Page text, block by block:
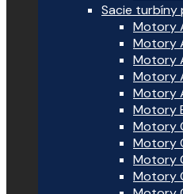
Sacie turbíny
Motory
Motory
Motory
Motory
Motory
Motory
Motory
Motory
Motory
Motory